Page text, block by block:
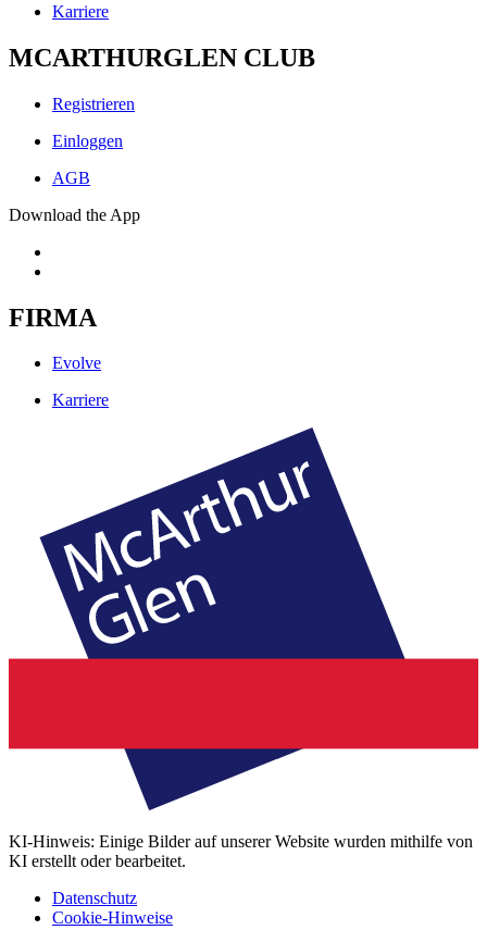
Karriere
MCARTHURGLEN CLUB
Registrieren
Einloggen
AGB
Download the App
FIRMA
Evolve
Karriere
KI-Hinweis: Einige Bilder auf unserer Website wurden mithilfe von
KI erstellt oder bearbeitet.
Datenschutz
Cookie-Hinweise